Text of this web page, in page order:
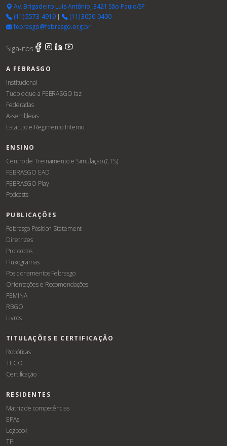
Av. Brigadeiro Luís Antônio, 3421 São Paulo/SP
(11) 5573-4919|
(11) 3050-0400
febrasgo@febrasgo.org.br
Siga-nos
A FEBRASGO
Institucional
Tudo o que a FEBRASGO faz
Federadas
Assembleias
Estatuto e Regimento Interno
ENSINO
Centro de Treinamento e Simulação (CTS)
FEBRASGO EAD
FEBRASGO Play
Podcasts
PUBLICAÇÕES
Febrasgo Position Statement
Diretrizes
Protocolos
Fluxogramas
Posicionamentos Febrasgo
Orientações e Recomendações
FEMINA
RBGO
Livros
TITULAÇÕES E CERTIFICAÇÃO
Robóticas
TEGO
Certificação
RESIDENTES
Matriz de competências
EPAs
Logbook
TPI